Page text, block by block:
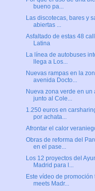
bueno pa...
Las discotecas, bares y
abiertas ...
Asfaltado de estas 48
Latina
La línea de autobuses
llega a Los...
Nuevas rampas en la
avenida Docto...
Nueva zona verde en un
junto al Cole...
1.250 euros en
por achata...
Afrontar el calor
Obras de reforma del
en el pase...
Los 12 proyectos del
Madrid para l...
Este vídeo de promoción
meets Madr...